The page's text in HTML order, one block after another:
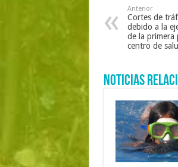
Anterior
Cortes de
debido a la
de la primera
centro de
Noticias